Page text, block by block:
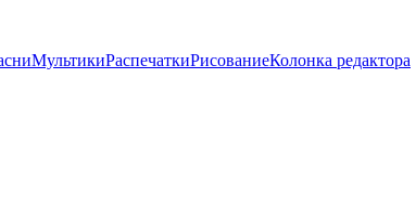
МультикиРаспечаткиРисованиеКолонка редактора